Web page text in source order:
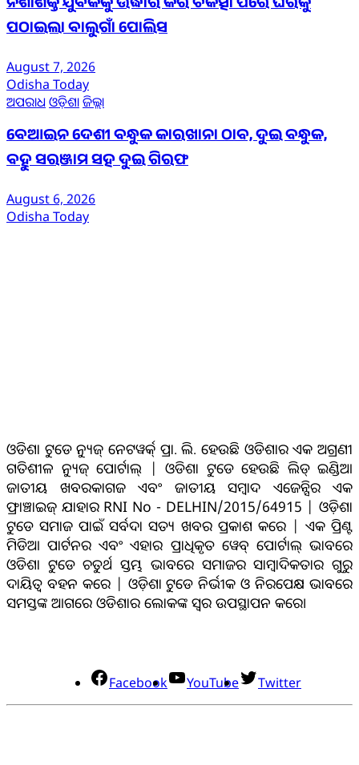
ନିଶାଶକ୍ତ ଯୁବକକୁ ଉଦ୍ଧାର କରି ଚିକିତ୍ସା ପରେ ଘରକୁ
ପଠାଇଲା ବାଲୁଗାଁ ପୋଲିସ
August 7, 2026
Odisha Today
ଅପରାଧ ଓଡ଼ିଶାଜିଲ୍ଲା
ବେଆଇନ ଦେଶୀ ବନ୍ଧୁକ କାରଖାନା ଠାବ, ଦୁଇ ବନ୍ଧୁକ,
ବହୁ ସରଞ୍ଜାମ ସହ ଦୁଇ ଗିରଫ
August 6, 2026
Odisha Today
ଓଡିଶା ଟୁଡେ ନ୍ୟୁଜ୍ ନେଟୱର୍କ୍ ପ୍ରା. ଲି. ହେଉଛି ଓଡିଶାର ଏକ ଅଗ୍ରଣୀ
ଗତିଶୀଳ ନ୍ୟୁଜ୍ ପୋର୍ଟାଲ୍ | ଓଡିଶା ଟୁଡେ ହେଉଛି ଲିଡ୍ ଇଣ୍ଡିଆ
ଜାତୀୟ ଖବରକାଗଜ ଏବଂ ଜାତୀୟ ସମ୍ବାଦ ଏଜେନ୍ସିର ଏକ
ଫ୍ରାଞ୍ଚାଇଜ୍ ଯାହାର RNI No - DELHIN/2015/64915 | ଓଡ଼ିଶା
ଟୁଡେ ସମାଜ ପାଇଁ ସର୍ବଦା ସତ୍ୟ ଖବର ପ୍ରକାଶ କରେ | ଏକ ପ୍ରିଣ୍ଟ
ମିଡିଆ ପାର୍ଟନର ଏବଂ ଏହାର ପ୍ରାଧିକୃତ ୱେବ୍ ପୋର୍ଟାଲ୍ ଭାବରେ
ଓଡିଶା ଟୁଡେ ଚତୁର୍ଥ ସ୍ତମ୍ଭ ଭାବରେ ସମାଜର ସାମ୍ବାଦିକତାର ଗୁରୁ
ଦାୟିତ୍ବ ବହନ କରେ | ଓଡ଼ିଶା ଟୁଡେ ନିର୍ଭୀକ ଓ ନିରପେକ୍ଷ ଭାବରେ
ସମସ୍ତଙ୍କ ଆଗରେ ଓଡିଶାର ଲୋକଙ୍କ ସ୍ୱର ଉପସ୍ଥାପନ କରେ।
Facebook YouTube Twitter